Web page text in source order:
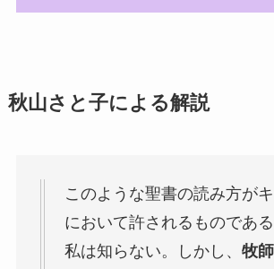
秋山さと子による解説
このような聖書の読み方が
において許されるものであ
私は知らない。しかし、 牧